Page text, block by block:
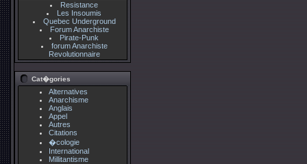
Resistance
Les Insoumis
Quebec Underground
Forum Anarchiste
Pirate-Punk
forum Anarchiste
Revolutionnaire
Cat�gories
Alternatives
Anarchisme
Anglais
Appel
Autres
Citations
�cologie
International
Millitantisme